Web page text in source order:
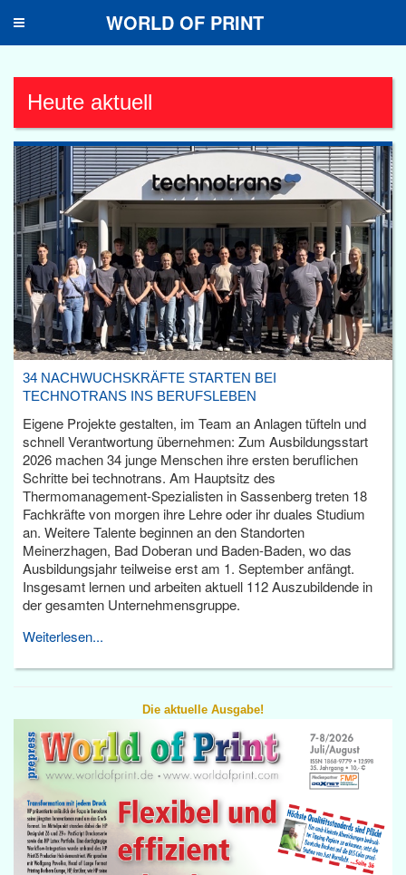
Toggle
WORLD OF PRINT
Heute aktuell
34 NACHWUCHSKRÄFTE STARTEN BEI
TECHNOTRANS INS BERUFSLEBEN
Eigene Projekte gestalten, im Team an Anlagen tüfteln und
schnell Verantwortung übernehmen: Zum Ausbildungsstart
2026 machen 34 junge Menschen ihre ersten beruflichen
Schritte bei technotrans. Am Hauptsitz des
Thermomanagement-Spezialisten in Sassenberg treten 18
Fachkräfte von morgen ihre Lehre oder ihr duales Studium
an. Weitere Talente beginnen an den Standorten
Meinerzhagen, Bad Doberan und Baden-Baden, wo das
Ausbildungsjahr teilweise erst am 1. September anfängt.
Insgesamt lernen und arbeiten aktuell 112 Auszubildende in
der gesamten Unternehmensgruppe.
Weiterlesen...
Die aktuelle Ausgabe!